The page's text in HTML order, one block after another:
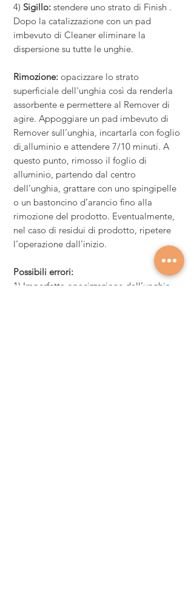
4) Sigillo: stendere uno strato di Finish .
Dopo la catalizzazione con un pad
imbevuto di Cleaner eliminare la
dispersione su tutte le unghie.
Rimozione: opacizzare lo strato
superficiale dell'unghia così da renderla
assorbente e permettere al Remover di
agire. Appoggiare un pad imbevuto di
Remover sull’unghia, incartarla con foglio
di alluminio e attendere 7/10 minuti. A
questo punto, rimosso il foglio di
alluminio, partendo dal centro
dell’unghia, grattare con uno spingipelle
o un bastoncino d’arancio fino alla
rimozione del prodotto. Eventualmente,
nel caso di residui di prodotto, ripetere
l’operazione dall’inizio.
Possibili errori:
1) Imperfetta opacizzazione dell’unghia